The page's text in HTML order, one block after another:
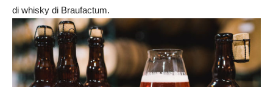
di whisky di Braufactum.